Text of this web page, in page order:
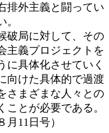
排外主義と闘ってい
破局に対して、その
主義プロジェクトを
に具体化させていく
向けた具体的で過渡
さまざまな人々との
とが必要である。
月11日号）